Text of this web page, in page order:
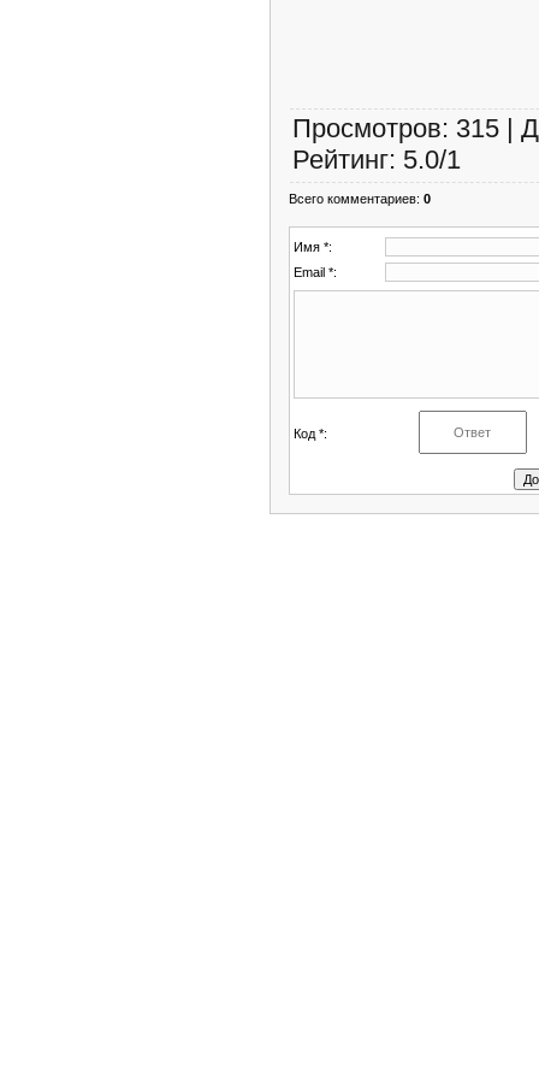
Просмотров: 315 |
Рейтинг: 5.0/1
Всего комментариев: 0
Имя *:
Email *:
Код *: